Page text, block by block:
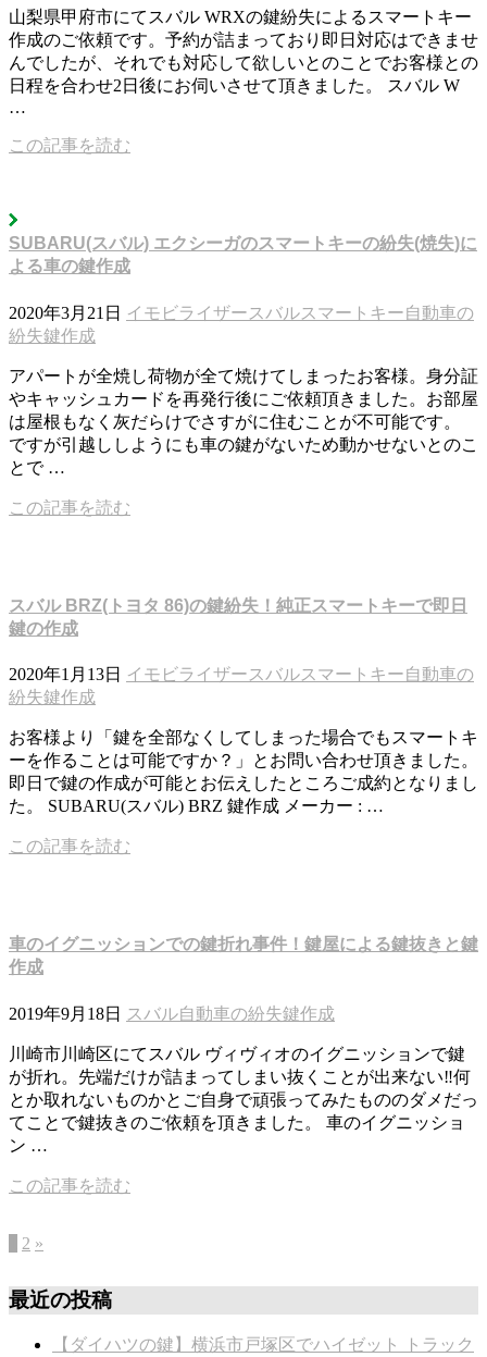
山梨県甲府市にてスバル WRXの鍵紛失によるスマートキー
作成のご依頼です。予約が詰まっており即日対応はできませ
んでしたが、それでも対応して欲しいとのことでお客様との
日程を合わせ2日後にお伺いさせて頂きました。 スバル W
…
この記事を読む
SUBARU(スバル) エクシーガのスマートキーの紛失(焼失)に
よる車の鍵作成
2020年3月21日 イモビライザースバルスマートキー自動車の
紛失鍵作成
アパートが全焼し荷物が全て焼けてしまったお客様。身分証
やキャッシュカードを再発行後にご依頼頂きました。お部屋
は屋根もなく灰だらけでさすがに住むことが不可能です。
ですが引越ししようにも車の鍵がないため動かせないとのこ
とで …
この記事を読む
スバル BRZ(トヨタ 86)の鍵紛失！純正スマートキーで即日
鍵の作成
2020年1月13日 イモビライザースバルスマートキー自動車の
紛失鍵作成
お客様より「鍵を全部なくしてしまった場合でもスマートキ
ーを作ることは可能ですか？」とお問い合わせ頂きました。
即日で鍵の作成が可能とお伝えしたところご成約となりまし
た。 SUBARU(スバル) BRZ 鍵作成 メーカー : …
この記事を読む
車のイグニッションでの鍵折れ事件！鍵屋による鍵抜きと鍵
作成
2019年9月18日 スバル自動車の紛失鍵作成
川崎市川崎区にてスバル ヴィヴィオのイグニッションで鍵
が折れ。先端だけが詰まってしまい抜くことが出来ない‼️何
とか取れないものかとご自身で頑張ってみたもののダメだっ
てことで鍵抜きのご依頼を頂きました。 車のイグニッショ
ン …
この記事を読む
2 »
最近の投稿
【ダイハツの鍵】横浜市戸塚区でハイゼット トラック